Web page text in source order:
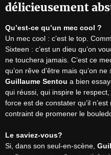
délicieusement
Qu’est-ce qu’un mec cool ?
Un mec cool : c’est le top.
Sixteen : c’est un dieu qu’on
ne touchera jamais. C’est ce
Guillaume Sentou a bien
qui réussi, qui inspire le
force est de constater qu’il
contraint de promener le
Le saviez-vous?
Si, dans son seul-en-scène,